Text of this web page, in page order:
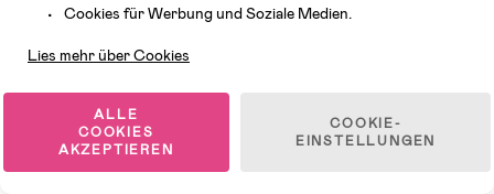
Kombikinderwagen,
UVP: 324,98 € Vorher: 409,98 €
Cookies für Werbung und Soziale Medien.
Lies mehr über Cookies
ALLE
COOKIES
AKZEPTIEREN
COOKIE-
EINSTELLUNGEN